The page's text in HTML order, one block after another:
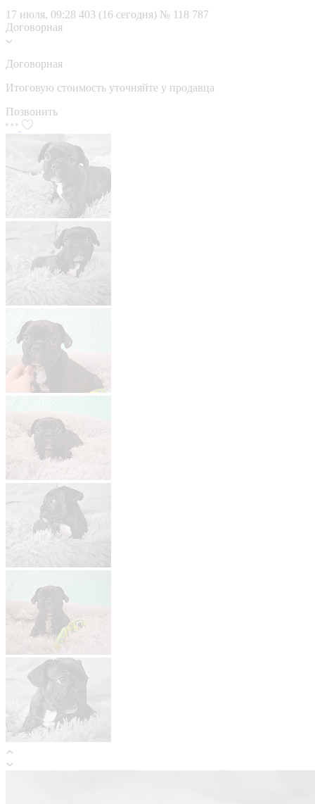
17 июля, 09:28 403 (16 сегодня) № 118 787
Договорная
Договорная
Итоговую стоимость уточняйте у продавца
Позвонить